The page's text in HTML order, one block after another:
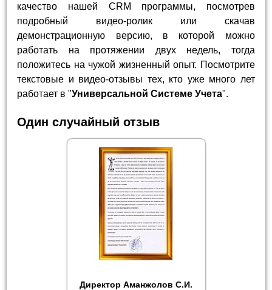
качество нашей CRM программы, посмотрев
подробный видео-ролик или скачав
демонстрационную версию, в которой можно
работать на протяжении двух недель, тогда
положитесь на чужой жизненный опыт. Посмотрите
текстовые и видео-отзывы тех, кто уже много лет
работает в "Универсальной Системе Учета".
Один случайный отзыв
Директор Аманжолов С.И.